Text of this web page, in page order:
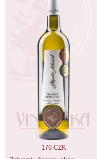
176 CZK